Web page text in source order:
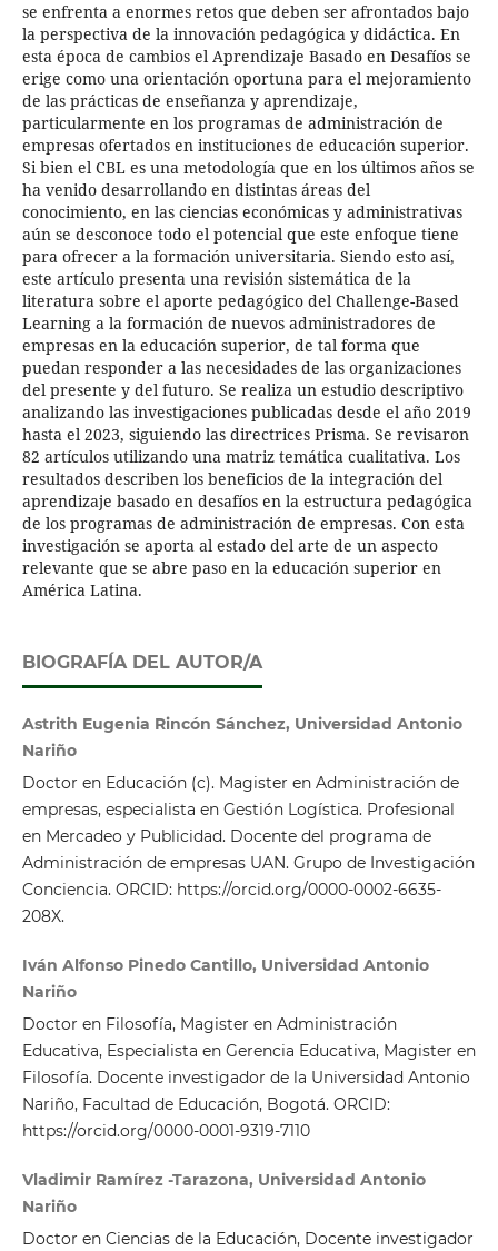
se enfrenta a enormes retos que deben ser afrontados bajo
la perspectiva de la innovación pedagógica y didáctica. En
esta época de cambios el Aprendizaje Basado en Desafíos se
erige como una orientación oportuna para el mejoramiento
de las prácticas de enseñanza y aprendizaje,
particularmente en los programas de administración de
empresas ofertados en instituciones de educación superior.
Si bien el CBL es una metodología que en los últimos años se
ha venido desarrollando en distintas áreas del
conocimiento, en las ciencias económicas y administrativas
aún se desconoce todo el potencial que este enfoque tiene
para ofrecer a la formación universitaria. Siendo esto así,
este artículo presenta una revisión sistemática de la
literatura sobre el aporte pedagógico del Challenge-Based
Learning a la formación de nuevos administradores de
empresas en la educación superior, de tal forma que
puedan responder a las necesidades de las organizaciones
del presente y del futuro. Se realiza un estudio descriptivo
analizando las investigaciones publicadas desde el año 2019
hasta el 2023, siguiendo las directrices Prisma. Se revisaron
82 artículos utilizando una matriz temática cualitativa. Los
resultados describen los beneficios de la integración del
aprendizaje basado en desafíos en la estructura pedagógica
de los programas de administración de empresas. Con esta
investigación se aporta al estado del arte de un aspecto
relevante que se abre paso en la educación superior en
América Latina.
BIOGRAFÍA DEL AUTOR/A
Astrith Eugenia Rincón Sánchez, Universidad Antonio
Nariño
Doctor en Educación (c). Magister en Administración de
empresas, especialista en Gestión Logística. Profesional
en Mercadeo y Publicidad. Docente del programa de
Administración de empresas UAN. Grupo de Investigación
Conciencia. ORCID: https://orcid.org/0000-0002-6635-
208X.
Iván Alfonso Pinedo Cantillo, Universidad Antonio
Nariño
Doctor en Filosofía, Magister en Administración
Educativa, Especialista en Gerencia Educativa, Magister en
Filosofía. Docente investigador de la Universidad Antonio
Nariño, Facultad de Educación, Bogotá. ORCID:
https://orcid.org/0000-0001-9319-7110
Vladimir Ramírez -Tarazona, Universidad Antonio
Nariño
Doctor en Ciencias de la Educación, Docente investigador